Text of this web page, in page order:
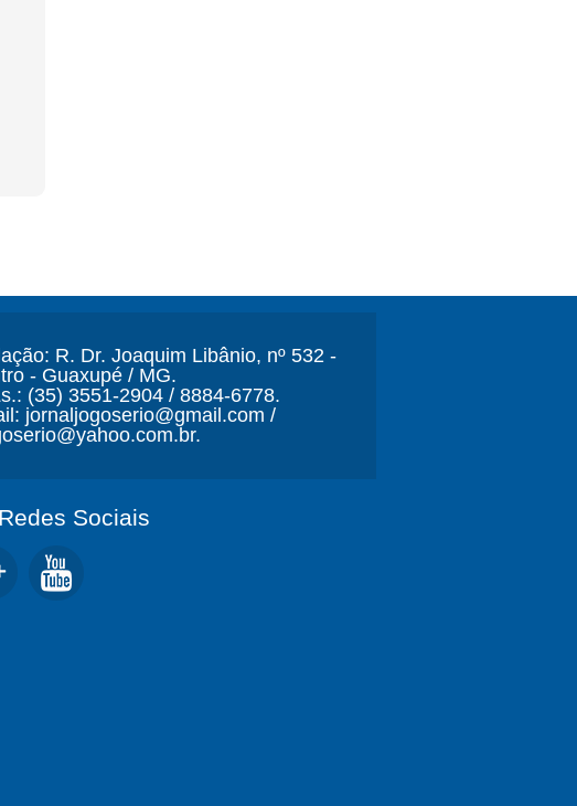
R. Dr. Joaquim Libânio, nº 532 -
- Guaxupé / MG.
(35) 3551-2904 / 8884-6778.
jornaljogoserio@gmail.com /
Sociais